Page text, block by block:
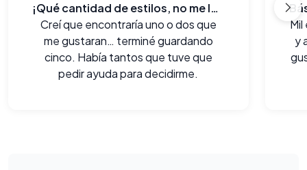
¡Qué cantidad de estilos, no me lo esperaba!
Creí que encontraría uno o dos que
me gustaran… terminé guardando
cinco. Había tantos que tuve que
pedir ayuda para decidirme.
y